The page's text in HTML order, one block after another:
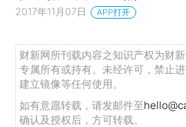
2017年11月07日 APP打开
财新网所刊载内容之知识产权为财
专属所有或持有。未经许可，禁止
建立镜像等任何使用。
如有意愿转载，请发邮件至
确认及授权后，方可转载。